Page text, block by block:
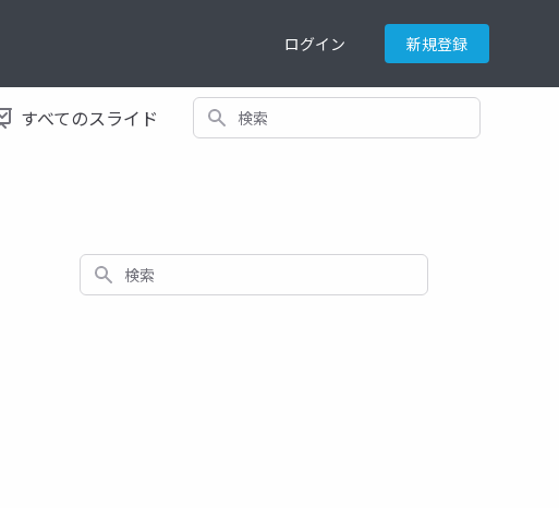
ログイン 新規登録
すべてのスライド 検索
検索